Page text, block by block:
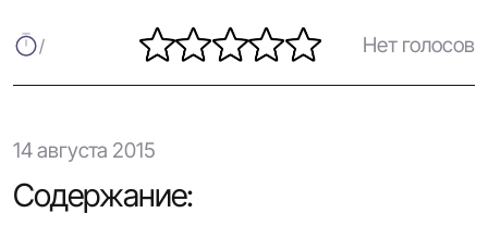
Нет голосов
14 августа 2015
Содержание: